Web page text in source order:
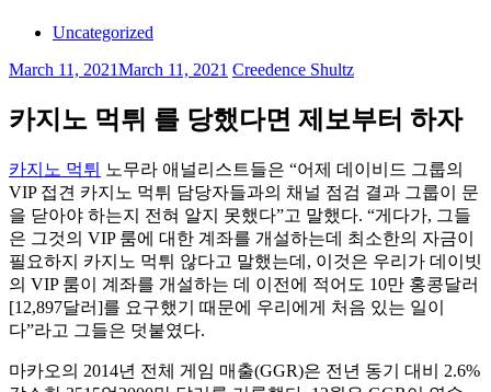
Uncategorized
March 11, 2021March 11, 2021 Creedence Shultz
카지노 먹튀 를 당했다면 제보부터 하자
카지노 먹튀 노무라 애널리스트들은 “어제 데이비드 그룹의
VIP 접견 카지노 먹튀 담당자들과의 채널 점검 결과 그룹이 문
을 닫아야 하는지 전혀 알지 못했다”고 말했다. “게다가, 그들
은 그것의 VIP 룸에 대한 계좌를 개설하는데 최소한의 자금이
필요하지 카지노 먹튀 않다고 말했는데, 이것은 우리가 데이빗
의 VIP 룸이 계좌를 개설하는 데 이전에 적어도 10만 홍콩달러
[12,897달러]를 요구했기 때문에 우리에게 처음 있는 일이
다”라고 그들은 덧붙였다.
마카오의 2014년 전체 게임 매출(GGR)은 전년 동기 대비 2.6%